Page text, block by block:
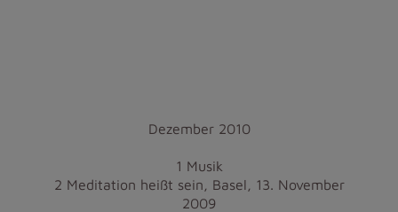
Dezember 2010
1 Musik
2 Meditation heißt sein, Basel, 13. November
2009